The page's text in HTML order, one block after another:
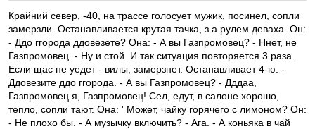
Крайний север, -40, на трассе голосует мужик, посинел, сопли
замерзли. Останавливается крутая тачка, з а рулем деваха. Он:
- Ддо ггорода ддовезете? Она: - А вы Газпромовец? - Ннет, не
Газпромовец. - Ну и стой. И так ситуация повторяется 3 раза.
Если щас не уедет - вилы, замерзнет. Останавливает 4-ю. -
Ддовезите ддо ггорода. - А вы Газпромовец? - Дддаа,
Газпромовец я, Газпромовец! Сел, едут, в салоне хорошо,
тепло, сопли тают. Она: ' Может, чайку горячего с лимоном? Он:
- Не плохо бы. - А музычку включить? - Ага. - А коньяка в чай